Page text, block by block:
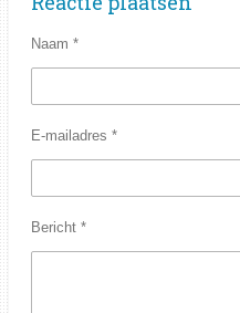
n
e
n
Naam *
E-mailadres *
Bericht *